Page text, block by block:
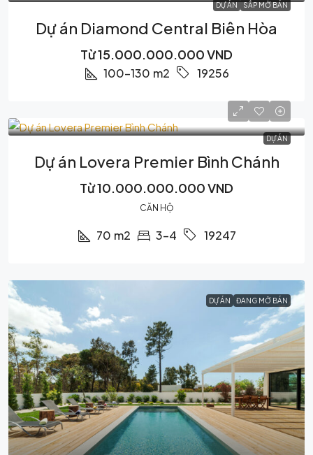
DỰ ÁN SẮP MỞ BÁN
Dự án Diamond Central Biên Hòa
Từ15.000.000.000 VND
100-130 m2 19256
DỰ ÁN
Dự án Lovera Premier Bình Chánh
Từ10.000.000.000 VND
CĂN HỘ
70 m2 3-4 19247
DỰ ÁN ĐANG MỞ BÁN